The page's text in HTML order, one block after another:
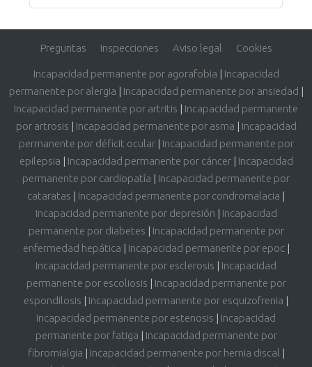
Preguntas Inspecciones Aviso legal Cookies
Incapacidad permanente por agorafobia | Incapacidad
permanente por alergia | Incapacidad permanente por ansiedad |
Incapacidad permanente por artritis | Incapacidad permanente
por artrosis | Incapacidad permanente por asma | Incapacidad
permanente por déficit ocular| Incapacidad permanente por
epilepsia | Incapacidad permanente por cáncer| Incapacidad
permanente por cardiopatía | Incapacidad permanente por
cataratas | Incapacidad permanente por condromalacia |
Incapacidad permanente por depresión | Incapacidad
permanente por diabetes | Incapacidad permanente por
enfermedad hepática | Incapacidad permanente por epoc|
Incapacidad permanente por esclerosis | Incapacidad
permanente por escoliosis | Incapacidad permanente por
espondilosis | Incapacidad permanente por esquizofrenia |
Incapacidad permanente por estenosis | Incapacidad
permanente por fatiga | Incapacidad permanente por
fibromialgia | Incapacidad permanente por hernia discal |